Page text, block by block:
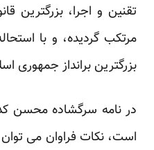
تقنین و اجرا، بزرگترین
مرتکب گردیده، و با
بزرگترین برانداز جمهوری
در نامه سرگشاده محسن
است، نکات فراوان می